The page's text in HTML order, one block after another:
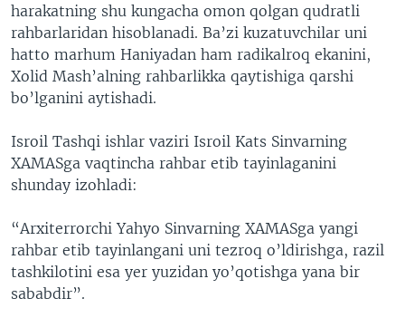
harakatning shu kungacha omon qolgan qudratli
rahbarlaridan hisoblanadi. Ba’zi kuzatuvchilar uni
hatto marhum Haniyadan ham radikalroq ekanini,
Xolid Mash’alning rahbarlikka qaytishiga qarshi
bo’lganini aytishadi.
Isroil Tashqi ishlar vaziri Isroil Kats Sinvarning
XAMASga vaqtincha rahbar etib tayinlaganini
shunday izohladi:
“Arxiterrorchi Yahyo Sinvarning XAMASga yangi
rahbar etib tayinlangani uni tezroq o’ldirishga, razil
tashkilotini esa yer yuzidan yo’qotishga yana bir
sababdir”.